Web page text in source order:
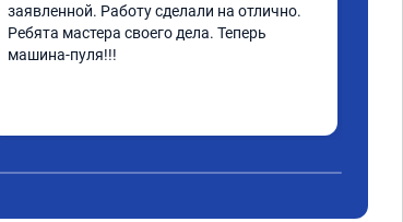
заявленной. Работу сделали на отлично.
Ребята мастера своего дела. Теперь
машина-пуля!!!